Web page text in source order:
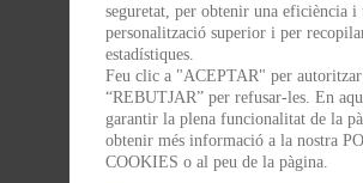
seguretat, per obtenir una eficiència i
personalització superior i per
estadístiques.
Feu clic a "ACEPTAR" per autoritzar
“REBUTJAR” per refusar-les. En
garantir la plena funcionalitat de la
obtenir més informació a la nostra
COOKIES o al peu de la pàgina.